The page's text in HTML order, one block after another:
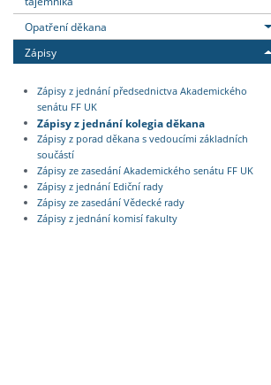
Opatření děkana
Zápisy
Zápisy z jednání předsednictva Akademického
senátu FF UK
Zápisy z jednání kolegia děkana
Zápisy z porad děkana s vedoucími základních
součástí
Zápisy ze zasedání Akademického senátu FF UK
Zápisy z jednání Ediční rady
Zápisy ze zasedání Vědecké rady
Zápisy z jednání komisí fakulty